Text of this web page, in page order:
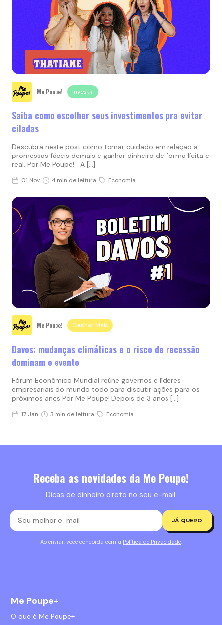
Me Poupe! Investir
Saiba como escolher seus investimentos pra evitar
ciladas
Descubra neste post como tomar cuidado em relação a
promessas fáceis demais e ganhar dinheiro de forma lícita e
real. Por Me Poupe! A […]
01 Nov 4 min de leitura Economia
Me Poupe! Ganhar Mais
Davos: mudanças climáticas e o risco de recessão
dominam o evento
Fórum Econômico Mundial reúne governos e líderes
empresariais do mundo todo para discutir ações para os
próximos anos Por Me Poupe! Depois de 3 anos […]
17 Jan 3 min de leitura Economia
Receba as novidades da Me Poupe!
Dicas de dinheiro direto no seu e-mail.
JÁ QUERO
Ao enviar, você concorda com a Política de Privacidade
Me Poupe+
O que é Me Poupe+